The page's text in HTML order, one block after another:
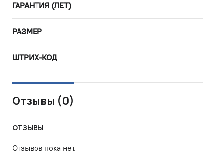
ГАРАНТИЯ (ЛЕТ)
РАЗМЕР
ШТРИХ-КОД
Отзывы (0)
ОТЗЫВЫ
Отзывов пока нет.